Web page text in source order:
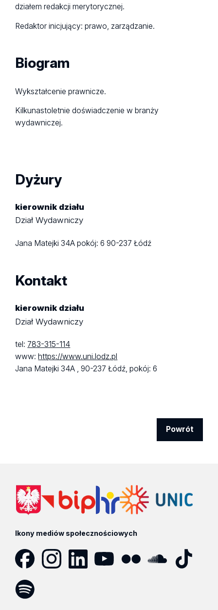
działem redakcji merytorycznej.
Redaktor inicjujący: prawo, zarządzanie.
Biogram
Wykształcenie prawnicze.
Kilkunastoletnie doświadczenie w branży
wydawniczej.
Dyżury
kierownik działu
Dział Wydawniczy
Jana Matejki 34Apokój: 690-237 Łódź
Kontakt
kierownik działu
Dział Wydawniczy
tel: 783-315-114
www:https://www.uni.lodz.pl
Jana Matejki 34A ,90-237 Łódź,pokój: 6
Powrót
Ikony mediów społecznościowych